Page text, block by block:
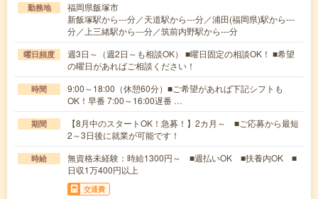
勤務地
福岡県飯塚市
新飯塚駅から---分／天道駅から---分／浦田(福岡県)駅から---
分／上三緒駅から---分／筑前内野駅から---分
曜日頻度
週3日～（週2日～も相談OK） ■曜日固定の相談OK！ ■希望
の曜日があればご相談ください！
時間
9:00～18:00（休憩60分）■ご希望があれば下記シフトも
OK！早番 7:00～16:00遅番 …
期間
【8月中のスタートOK！急募！】2カ月～ ■ご応募から最短
2～3日後に就業が可能です！
時給
無資格未経験：時給1300円～ ■週払いOK ■扶養内OK ■
日収1万400円以上
交通費